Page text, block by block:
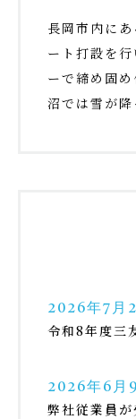
長岡市内に
ート打設を
ーで締め固
沼では雪が
2026年7月2
令和8年度三
2026年6月
弊社従業員が